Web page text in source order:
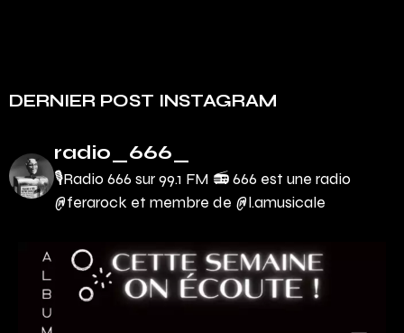
DERNIER POST INSTAGRAM
radio_666_
🎙Radio 666 sur 99.1 FM 📻666 est une radio
@ferarock et membre de @l.amusicale